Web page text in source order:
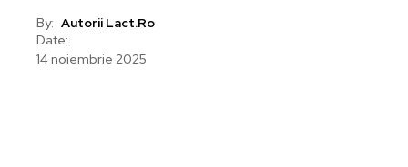
By: Autorii Lact.ro
Date:
14 noiembrie 2025